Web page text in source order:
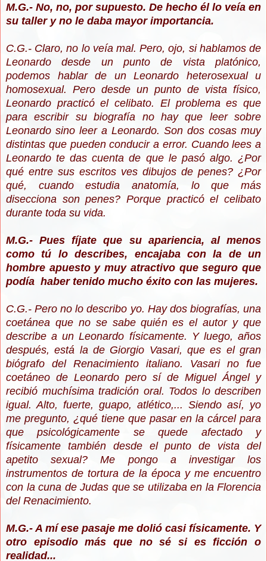
M.G.- No, no, por supuesto. De hecho él lo veía en
su taller y no le daba mayor importancia.
C.G.- Claro, no lo veía mal. Pero, ojo, si hablamos de
Leonardo desde un punto de vista platónico,
podemos hablar de un Leonardo heterosexual u
homosexual. Pero desde un punto de vista físico,
Leonardo practicó el celibato. El problema es que
para escribir su biografía no hay que leer sobre
Leonardo sino leer a Leonardo. Son dos cosas muy
distintas que pueden conducir a error. Cuando lees a
Leonardo te das cuenta de que le pasó algo. ¿Por
qué entre sus escritos ves dibujos de penes? ¿Por
qué, cuando estudia anatomía, lo que más
disecciona son penes? Porque practicó el celibato
durante toda su vida.
M.G.- Pues fíjate que su apariencia, al menos
como tú lo describes, encajaba con la de un
hombre apuesto y muy atractivo que seguro que
podía haber tenido mucho éxito con las mujeres.
C.G.- Pero no lo describo yo. Hay dos biografías, una
coetánea que no se sabe quién es el autor y que
describe a un Leonardo físicamente. Y luego, años
después, está la de Giorgio Vasari, que es el gran
biógrafo del Renacimiento italiano. Vasari no fue
coetáneo de Leonardo pero sí de Miguel Ángel y
recibió muchísima tradición oral. Todos lo describen
igual. Alto, fuerte, guapo, atlético,... Siendo así, yo
me pregunto, ¿qué tiene que pasar en la cárcel para
que psicológicamente se quede afectado y
físicamente también desde el punto de vista del
apetito sexual? Me pongo a investigar los
instrumentos de tortura de la época y me encuentro
con la cuna de Judas que se utilizaba en la Florencia
del Renacimiento.
M.G.- A mí ese pasaje me dolió casi físicamente. Y
otro episodio más que no sé si es ficción o
realidad...